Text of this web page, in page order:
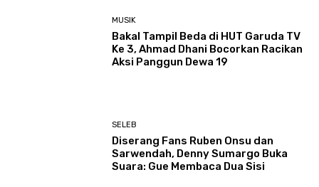
MUSIK
Bakal Tampil Beda di HUT Garuda TV
Ke 3, Ahmad Dhani Bocorkan Racikan
Aksi Panggun Dewa 19
SELEB
Diserang Fans Ruben Onsu dan
Sarwendah, Denny Sumargo Buka
Suara: Gue Membaca Dua Sisi